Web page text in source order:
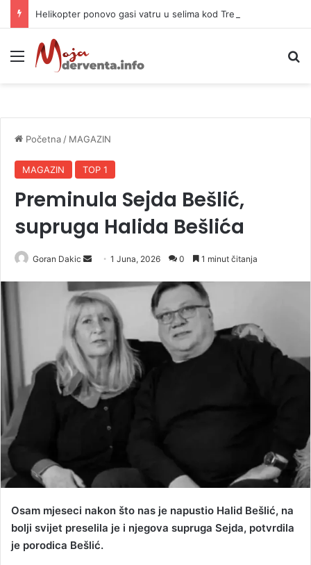
Helikopter ponovo gasi vatru u selima kod Trebinja
Meni
Početna / MAGAZIN
MAGAZIN TOP 1
Preminula Sejda Bešlić,
supruga Halida Bešlića
Goran Dakic
n
d
n
e
m
a
i
1 Juna, 2026 0 1 minut čitanja
Osam mjeseci nakon što nas je napustio Halid Bešlić, na
bolji svijet preselila je i njegova supruga Sejda, potvrdila
je porodica Bešlić.